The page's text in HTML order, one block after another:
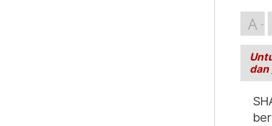
A
dan